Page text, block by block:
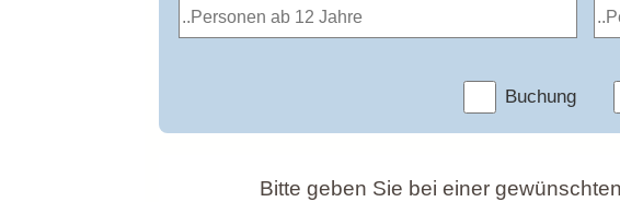
Buchung
Bitte geben Sie bei einer